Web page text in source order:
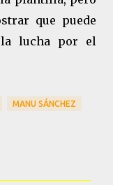
que puede
lucha por el
MANU SÁNCHEZ